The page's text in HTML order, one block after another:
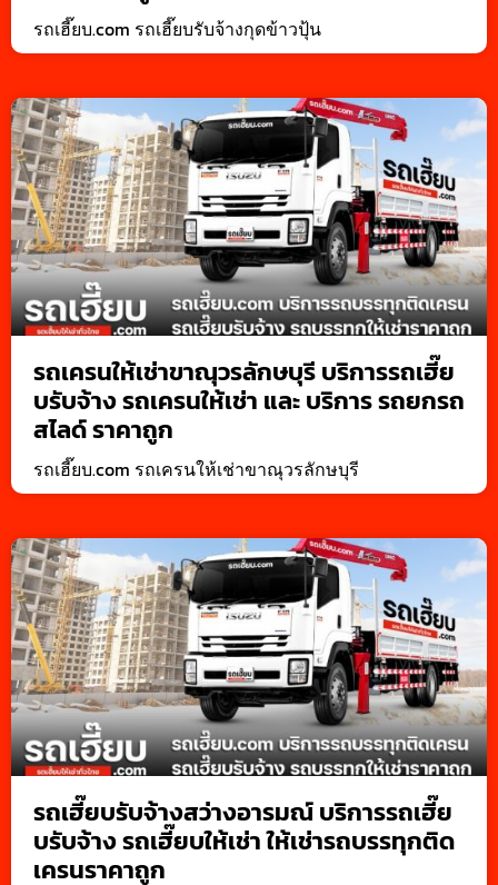
รถเฮี๊ยบ.com รถเฮี๊ยบรับจ้างกุดข้าวปุ้น
รถเครนให้เช่าขาณุวรลักษบุรี บริการรถเฮี๊ย
บรับจ้าง รถเครนให้เช่า และ บริการ รถยกรถ
สไลด์ ราคาถูก
รถเฮี๊ยบ.com รถเครนให้เช่าขาณุวรลักษบุรี
รถเฮี๊ยบรับจ้างสว่างอารมณ์ บริการรถเฮี๊ย
บรับจ้าง รถเฮี๊ยบให้เช่า ให้เช่ารถบรรทุกติด
เครนราคาถูก